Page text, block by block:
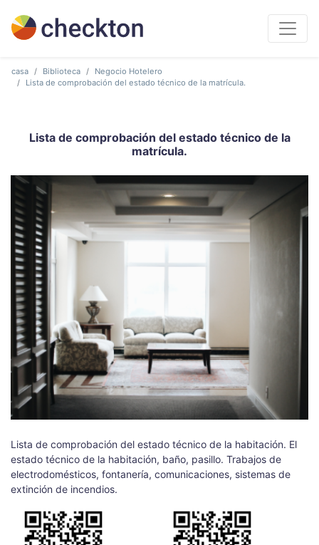
casa Biblioteca
Negocio Hotelero
Lista de comprobación del estado técnico de la matrícula.
Lista de comprobación del estado técnico de la
matrícula.
Lista de comprobación del estado técnico de la habitación. El
estado técnico de la habitación, baño, pasillo. Trabajos de
electrodomésticos, fontanería, comunicaciones, sistemas de
extinción de incendios.